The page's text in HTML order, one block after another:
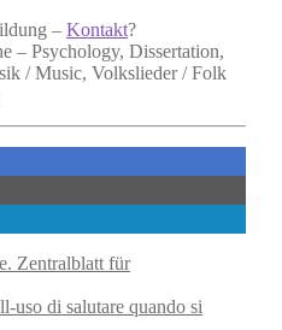
– Kontakt?
– Psychology, Dissertation,
/ Music, Volkslieder / Folk
Zentralblatt für